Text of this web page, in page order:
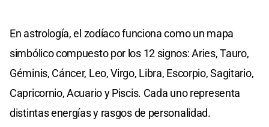
En astrología, el zodíaco funciona como un mapa
simbólico compuesto por los 12 signos: Aries, Tauro,
Géminis, Cáncer, Leo, Virgo, Libra, Escorpio, Sagitario,
Capricornio, Acuario y Piscis. Cada uno representa
distintas energías y rasgos de personalidad.